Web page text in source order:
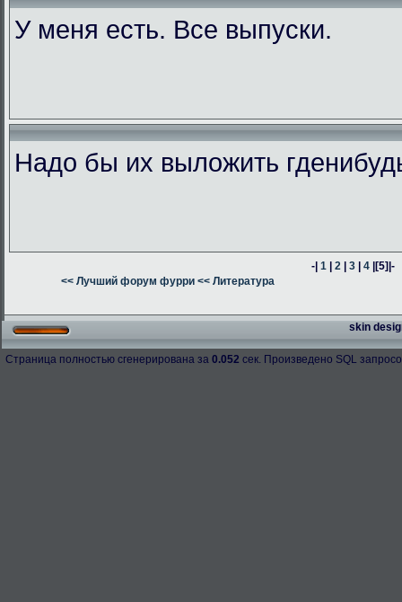
У меня есть. Все выпуски.
Надо бы их выложить
-|1 |2 |3 |4 |[5]|-
<< Лучший форум фурри << Литература
skin
Страница полностью сгенерирована за 0.052 сек. Произведено SQL